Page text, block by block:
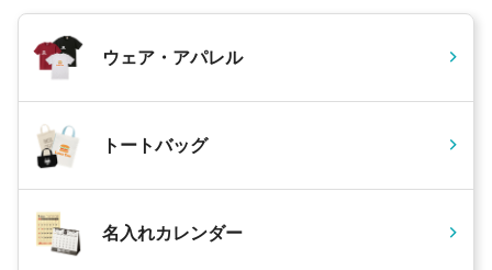
ウェア・アパレル
トートバッグ
名入れカレンダー